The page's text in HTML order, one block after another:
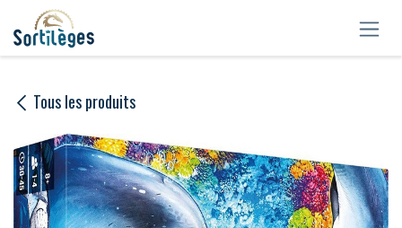
Se rendre au contenu
Tous les produits